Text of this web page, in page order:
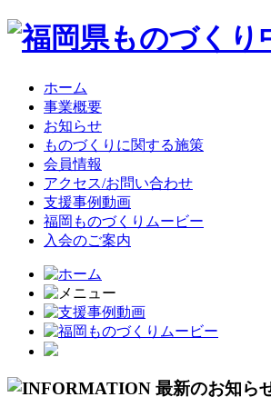
ホーム
事業概要
お知らせ
ものづくりに関する施策
会員情報
アクセス/お問い合わせ
支援事例動画
福岡ものづくりムービー
入会のご案内